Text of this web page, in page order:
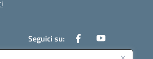
Seguici su: